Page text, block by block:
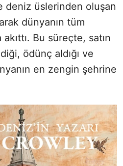
deniz üslerinden oluşan
dünyanın tüm
akıttı. Bu süreçte, satın
ödünç aldığı ve
en zengin şehrine